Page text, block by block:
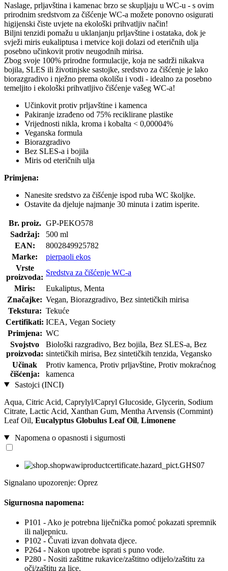
Naslage, prljavština i kamenac brzo se skupljaju u WC-u - s ovim
prirodnim sredstvom za čišćenje WC-a možete ponovno osigurati
higijenski čiste uvjete na ekološki prihvatljiv način!
Biljni tenzidi pomažu u uklanjanju prljavštine i ostataka, dok je
svježi miris eukaliptusa i metvice koji dolazi od eteričnih ulja
posebno učinkovit protiv neugodnih mirisa.
Zbog svoje 100% prirodne formulacije, koja ne sadrži nikakva
bojila, SLES ili životinjske sastojke, sredstvo za čišćenje je lako
biorazgradivo i nježno prema okolišu i vodi - idealno za posebno
temeljito i ekološki prihvatljivo čišćenje vašeg WC-a!
Učinkovit protiv prljavštine i kamenca
Pakiranje izrađeno od 75% reciklirane plastike
Vrijednosti nikla, kroma i kobalta < 0,00004%
Veganska formula
Biorazgradivo
Bez SLES-a i bojila
Miris od eteričnih ulja
Primjena:
Nanesite sredstvo za čišćenje ispod ruba WC školjke.
Ostavite da djeluje najmanje 30 minuta i zatim isperite.
Br. proiz. GP-PEKO578
Sadržaj:
500 ml
EAN:
8002849925782
Marke:
pierpaoli ekos
Vrste
proizvoda:
Sredstva za čišćenje WC-a
Miris:
Eukaliptus, Menta
Značajke: Vegan, Biorazgradivo, Bez sintetičkih mirisa
Tekstura: Tekuće
Certifikati: ICEA, Vegan Society
Primjena: WC
Svojstvo
proizvoda:
Biološki razgradivo, Bez bojila, Bez SLES-a, Bez
sintetičkih mirisa, Bez sintetičkih tenzida, Vegansko
Učinak
čišćenja:
Protiv kamenca, Protiv prljavštine, Protiv mokraćnog
kamenca
Sastojci (INCI)
Aqua, Citric Acid, Caprylyl/Capryl Glucoside, Glycerin, Sodium
Citrate, Lactic Acid, Xanthan Gum, Mentha Arvensis (Cornmint)
Leaf Oil, Eucalyptus Globulus Leaf Oil, Limonene
Napomena o opasnosti i sigurnosti
Signalano upozorenje: Oprez
Sigurnosna napomena:
P101 - Ako je potrebna liječnička pomoć pokazati spremnik
ili naljepnicu.
P102 - Čuvati izvan dohvata djece.
P264 - Nakon upotrebe isprati s puno vode.
P280 - Nositi zaštitne rukavice/zaštitno odijelo/zaštitu za
oči/zaštitu za lice.